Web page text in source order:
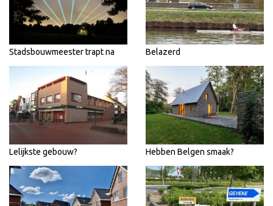
Stadsbouwmeester trapt na Belazerd
Lelijkste gebouw? Hebben Belgen smaak?